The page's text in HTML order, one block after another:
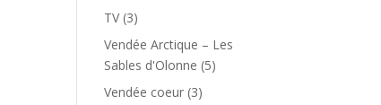
TV(3)
Vendée Arctique – Les
Sables d'Olonne (5)
Vendée coeur (3)